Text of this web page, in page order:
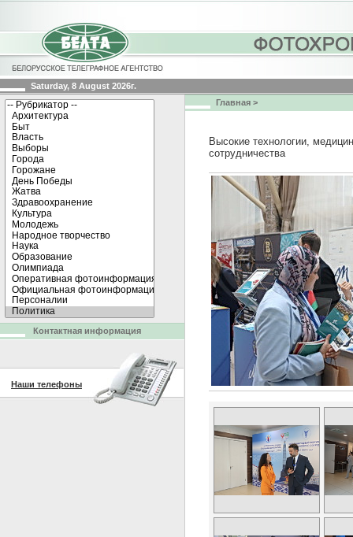
Saturday, 8 August 2026г.
Главная >
Высокие технологии,
сотрудничества
Контактная информация
Наши телефоны